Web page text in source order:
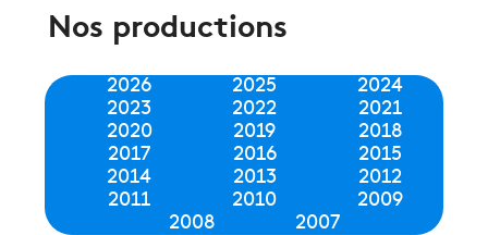
Nos productions
2026 2025
2024
2023
2022
2021
2020
2019
2018
2017
2016
2015
2014
2013
2012
2011
2010
2009
2008
2007